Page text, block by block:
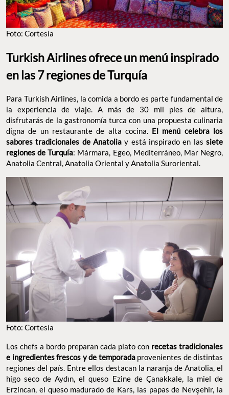
Foto: Cortesía
Turkish Airlines ofrece un menú inspirado
en las 7 regiones de Turquía
Para Turkish Airlines, la comida a bordo es parte fundamental de
la experiencia de viaje. A más de 30 mil pies de altura,
disfrutarás de la gastronomía turca con una propuesta culinaria
digna de un restaurante de alta cocina. El menú celebra los
sabores tradicionales de Anatoliay está inspirado en lassiete
regiones de Turquía: Mármara, Egeo, Mediterráneo, Mar Negro,
Anatolia Central, Anatolia Oriental y Anatolia Suroriental.
Foto: Cortesía
Los chefs a bordo preparan cada plato con recetas tradicionales
e ingredientes frescos y de temporadaprovenientes de distintas
regiones del país. Entre ellos destacan la naranja de Anatolia, el
higo seco de Aydın, el queso Ezine de Çanakkale, la miel de
Erzincan, el queso madurado de Kars, las papas de Nevşehir, la